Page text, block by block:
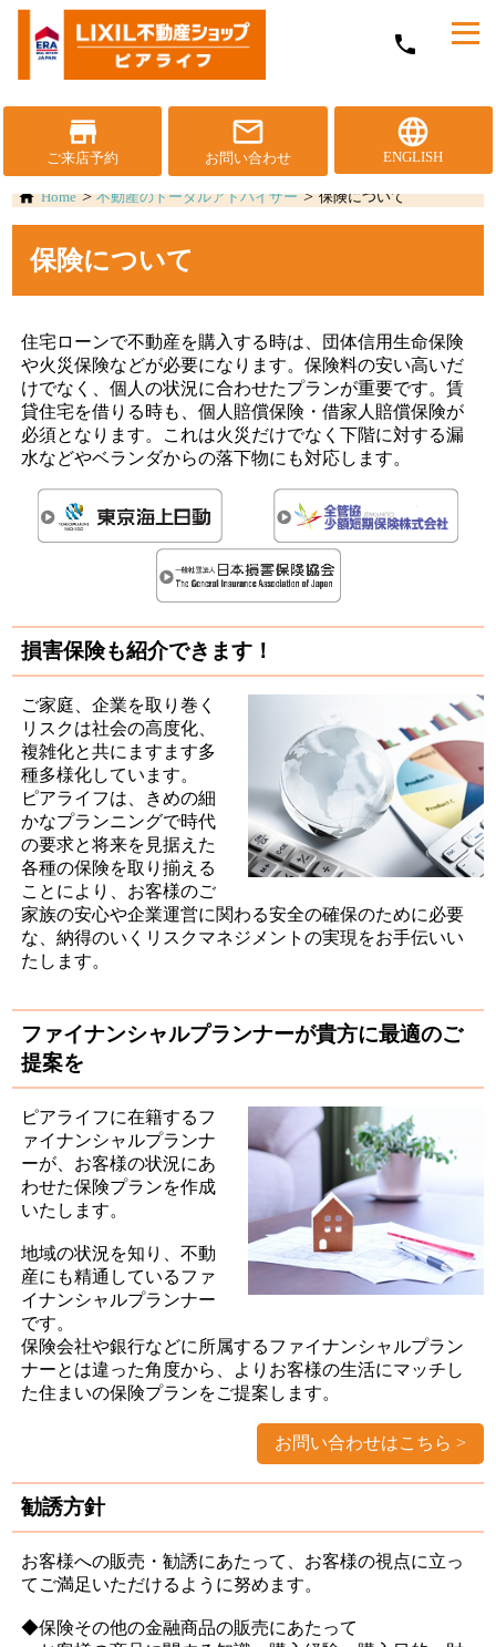
phone
メ
ニ
く
store
ご来店予約
mail_outline
お問い合わせ
language
ENGLISH
Home 不動産のトータルアドバイザー 保険について
保険について
住宅ローンで不動産を購入する時は、団体信用生命保険
や火災保険などが必要になります。保険料の安い高いだ
けでなく、個人の状況に合わせたプランが重要です。賃
貸住宅を借りる時も、個人賠償保険・借家人賠償保険が
必須となります。これは火災だけでなく下階に対する漏
水などやベランダからの落下物にも対応します。
損害保険も紹介できます！
ご家庭、企業を取り巻く
リスクは社会の高度化、
複雑化と共にますます多
種多様化しています。
ピアライフは、きめの細
かなプランニングで時代
の要求と将来を見据えた
各種の保険を取り揃える
ことにより、お客様のご
家族の安心や企業運営に関わる安全の確保のために必要
な、納得のいくリスクマネジメントの実現をお手伝いい
たします。
ファイナンシャルプランナーが貴方に最適のご
提案を
ピアライフに在籍するフ
ァイナンシャルプランナ
ーが、お客様の状況にあ
わせた保険プランを作成
いたします。
地域の状況を知り、不動
産にも精通しているファ
イナンシャルプランナー
です。
保険会社や銀行などに所属するファイナンシャルプラン
ナーとは違った角度から、よりお客様の生活にマッチし
た住まいの保険プランをご提案します。
お問い合わせはこちら
勧誘方針
お客様への販売・勧誘にあたって、お客様の視点に立っ
てご満足いただけるように努めます。
◆保険その他の金融商品の販売にあたって